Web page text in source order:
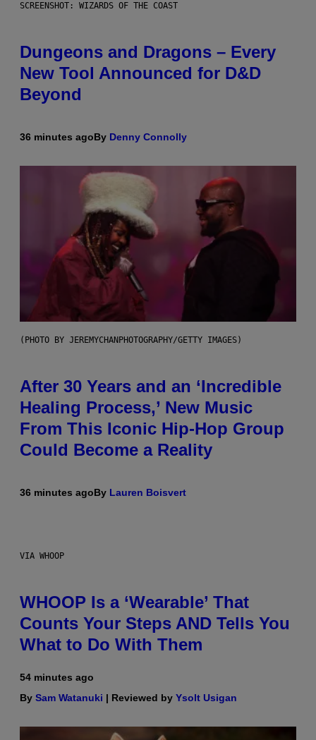
SCREENSHOT: WIZARDS OF THE COAST
Dungeons and Dragons – Every
New Tool Announced for D&D
Beyond
36 minutes agoBy Denny Connolly
(PHOTO BY JEREMYCHANPHOTOGRAPHY/GETTY IMAGES)
After 30 Years and an ‘Incredible
Healing Process,’ New Music
From This Iconic Hip-Hop Group
Could Become a Reality
36 minutes agoBy Lauren Boisvert
VIA WHOOP
WHOOP Is a ‘Wearable’ That
Counts Your Steps AND Tells You
What to Do With Them
54 minutes ago
By Sam Watanuki | Reviewed by Ysolt Usigan